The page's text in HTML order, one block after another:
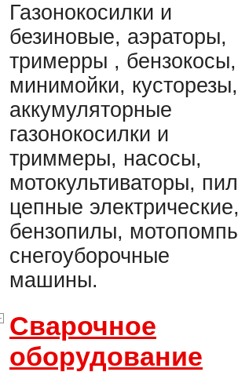
Газонокосилки и
безиновые, аэраторы,
тримерры , бензокосы,
минимойки, кусторезы,
аккумуляторные
газонокосилки и
триммеры, насосы,
мотокультиваторы,
цепные
бензопилы,
снегоуборочные
машины.
Сварочное
оборудование